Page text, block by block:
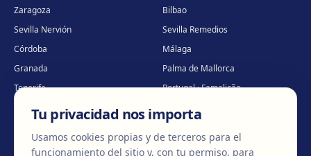
Zaragoza
Bilbao
Sevilla Nervión
Sevilla Remedios
Córdoba
Málaga
Granada
Palma de Mallorca
Tenerife
Portugal · Famalicão
Portugal · Guimarães
Clínica virtual
* Atención virtual
Tu privacidad nos importa
Usamos cookies propias y de terceros para el
funcionamiento del sitio y, con tu permiso, para